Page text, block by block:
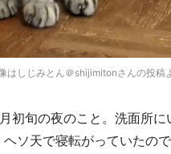
はしじみとん＠shijimitonさんの投稿よ
初旬の夜のこと。洗面所
ソ天で寝転がっていたの